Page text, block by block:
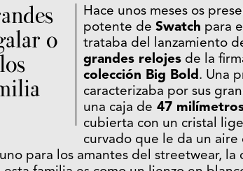
o
Hace unos meses os
potente de Swatch para
trataba del lanzamiento
grandes relojes de la
colección Big Bold . Una
caracterizaba por sus
una caja de 47
cubierta con un cristal
curvado que le da un aire
para los amantes del streetwear, la